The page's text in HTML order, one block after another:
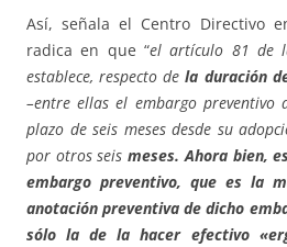
Así, señala el Centro Directivo
radica en que “el artículo 81 de
establece, respecto dela duración
–entre ellas el embargo preventivo
plazo de seis meses desde su
por otros seismeses. Ahora bien,
embargo preventivo, que es la
anotación preventiva de dicho
sólo la de la hacer efectivo